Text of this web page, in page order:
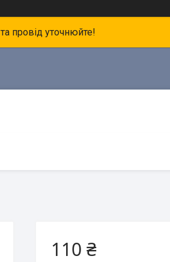
провід уточнюйте!
110 ₴